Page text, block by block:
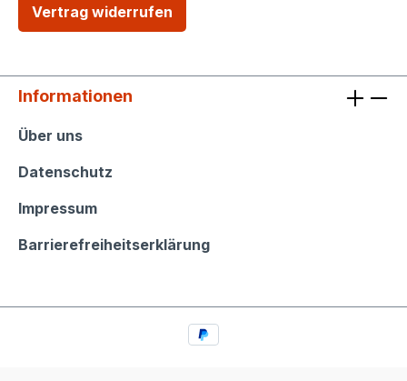
Vertrag widerrufen
Informationen
Informationen
Über uns
Datenschutz
Impressum
Barrierefreiheitserklärung